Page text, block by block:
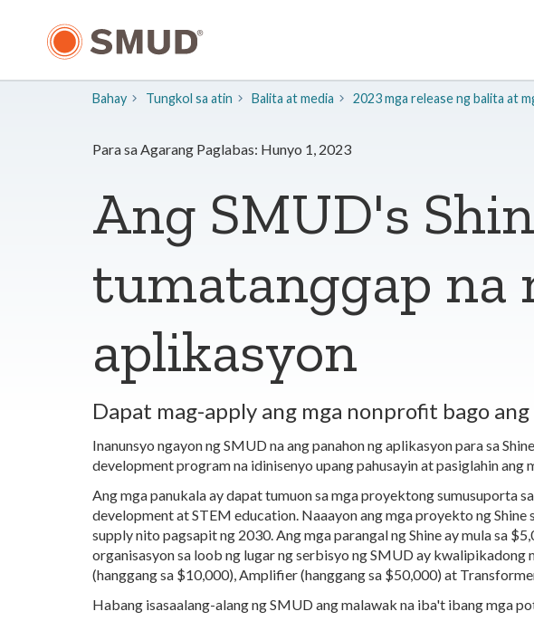
Pangunahing
Bahay Tungkol sa atin ​Balita at media 2023 mga release ng balita at
Para sa Agarang Paglabas: Hunyo 1, 2023
Ang SMUD's
tumatanggap na
aplikasyon
Dapat mag-apply ang mga nonprofit bago
Inanunsyo ngayon ng SMUD na ang panahon ng aplikasyon para sa
development program na idinisenyo upang pahusayin at pasiglahin ang
Ang mga panukala ay dapat tumuon sa mga proyektong sumusuporta
development at STEM education. Naaayon ang mga proyekto ng Shine
supply nito pagsapit ng 2030. Ang mga parangal ng Shine ay mula sa
organisasyon sa loob ng lugar ng serbisyo ng SMUD ay kwalipikadong
(hanggang sa $10,000), Amplifier (hanggang sa $50,000) at
Habang isasaalang-alang ng SMUD ang malawak na iba't ibang mga